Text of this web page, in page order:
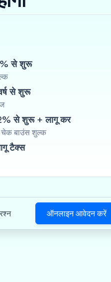
से शुरू
से शुरू
2% से शुरू + लागू कर
बाउंस शुल्क
टैक्स
ऑनलाइन आवेदन करें